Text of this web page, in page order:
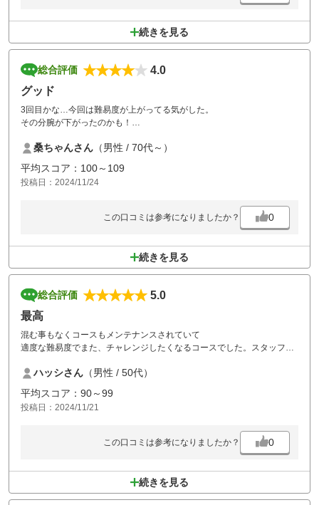
続きを見る
総合評価
4.0
グッド
3回目かな…今回は難易度が上がってる気がした。
その分腕が下がったのかも！
桑ちゃんさん （男性 / 70代～）
平均スコア：100～109
投稿日：2024/11/24
この口コミは参考になりましたか？ 0
続きを見る
総合評価
5.0
最高
混む事もなくコースもメンテナンスされていて
適度な難易度でまた、チャレンジしたくなるコースでした。スタッフさ
ハッシさん （男性 / 50代）
平均スコア：90～99
投稿日：2024/11/21
この口コミは参考になりましたか？ 0
続きを見る